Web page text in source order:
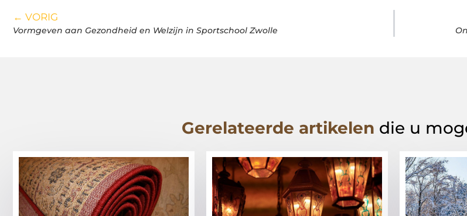
← VORIG
Vormgeven aan Gezondheid en Welzijn in Sportschool Zwolle
Gerelateerde artikelen die u